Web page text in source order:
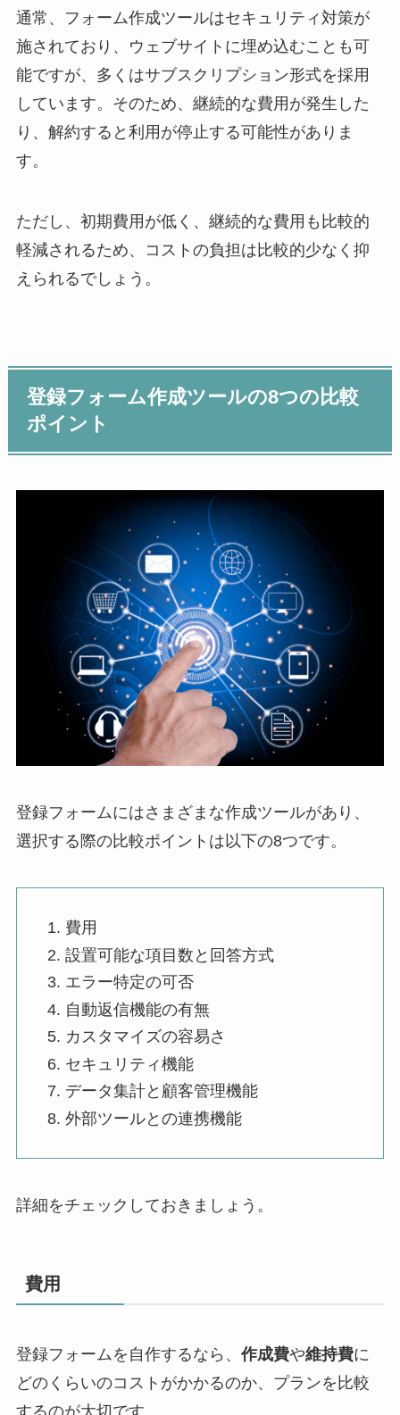
通常、フォーム作成ツールはセキュリティ対策が
施されており、ウェブサイトに埋め込むことも可
能ですが、多くはサブスクリプション形式を採用
しています。そのため、継続的な費用が発生した
り、解約すると利用が停止する可能性がありま
す。
ただし、初期費用が低く、継続的な費用も比較的
軽減されるため、コストの負担は比較的少なく抑
えられるでしょう。
登録フォーム作成ツールの8つの比較
ポイント
登録フォームにはさまざまな作成ツールがあり、
選択する際の比較ポイントは以下の8つです。
費用
設置可能な項目数と回答方式
エラー特定の可否
自動返信機能の有無
カスタマイズの容易さ
セキュリティ機能
データ集計と顧客管理機能
外部ツールとの連携機能
詳細をチェックしておきましょう。
費用
登録フォームを自作するなら、 作成費や維持費に
どのくらいのコストがかかるのか、プランを比較